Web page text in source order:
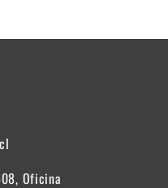
Oficina